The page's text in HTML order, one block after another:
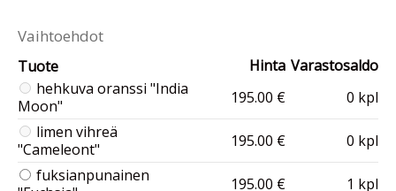
Vaihtoehdot
Tuote Hinta Varastosaldo
hehkuva oranssi "India
Moon"
195.00 €
0 kpl
limen vihreä
"Cameleont"
195.00 €
0 kpl
fuksianpunainen
195.00 €
1 kpl